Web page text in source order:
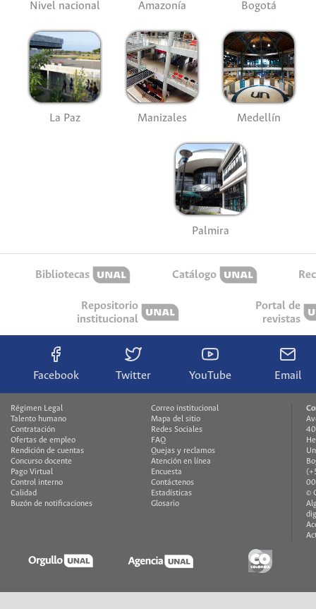
Nivel nacional Amazonía Bogotá
La Paz Manizales Medellín
Palmira
Bibliotecas Catálogo
Repositorio
institucional
Portal de
revistas
Facebook Twitter YouTube Email
Régimen Legal
Talento humano
Contratación
Ofertas de empleo
Rendición de cuentas
Concurso docente
Pago Virtual
Control interno
Calidad
Buzón de notificaciones
Correo institucional
Mapa del sitio
Redes Sociales
FAQ
Quejas y reclamos
Atención en línea
Encuesta
Contáctenos
Estadísticas
Glosario
©